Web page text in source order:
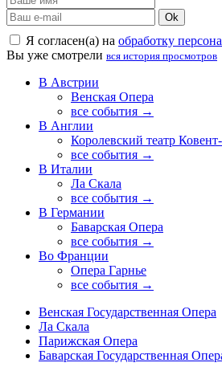
Ok
Я согласен(а) на обработку
Вы уже смотрели вся история просмотров
В Австрии
Венская Опера
все события →
В Англии
Королевский театр
все события →
В Италии
Ла Скала
все события →
В Германии
Баварская Опера
все события →
Во Франции
Опера Гарнье
все события →
Венская Государственная Опера
Ла Скала
Парижская Опера
Баварская Государственная